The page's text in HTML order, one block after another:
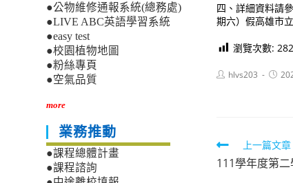
四、詳細資料請
期六）假高雄市
瀏覽次數: 282
Posthlvs203
Post
Read
more
上一篇文章
111學年度第
●公物維修通報系統(總務處)
●LIVE ABC英語學習系統
●easy test
●校園植物地圖
●粉絲專頁
●空氣品質
more
業務推動
●課程總體計畫
●課程諮詢